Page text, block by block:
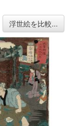
浮世絵を比較...